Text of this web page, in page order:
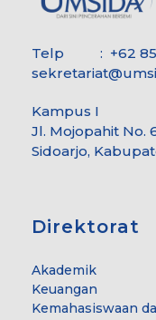
Telp : +62
Kampus I
Jl. Mojopahit No.
Sidoarjo,
Direktorat
Akademik
Keuangan
Kemahasiswaan